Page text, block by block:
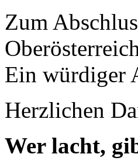
Zum
Ein würdiger
Herzlichen
Wer lacht,